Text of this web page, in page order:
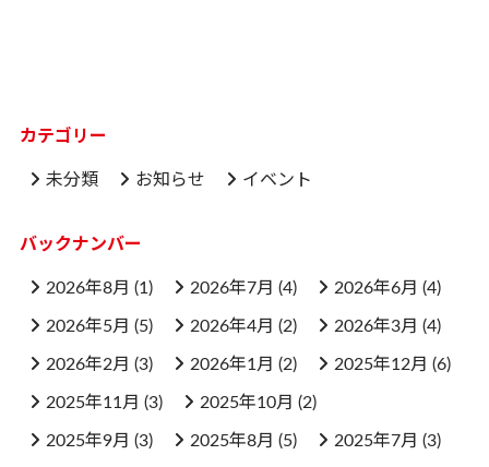
カテゴリー
未分類 お知らせ イベント
バックナンバー
2026年8月 (1) 2026年7月 (4) 2026年6月 (4)
2026年5月 (5) 2026年4月 (2) 2026年3月 (4)
2026年2月 (3) 2026年1月 (2) 2025年12月 (6)
2025年11月 (3) 2025年10月 (2)
2025年9月 (3) 2025年8月 (5) 2025年7月 (3)